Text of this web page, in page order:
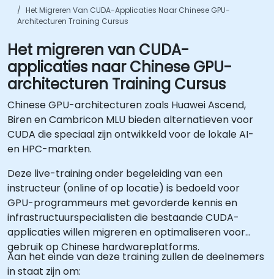
Het Migreren Van CUDA-Applicaties Naar Chinese GPU-
Architecturen Training Cursus
Het migreren van CUDA-
applicaties naar Chinese GPU-
architecturen Training Cursus
Chinese GPU-architecturen zoals Huawei Ascend,
Biren en Cambricon MLU bieden alternatieven voor
CUDA die speciaal zijn ontwikkeld voor de lokale AI-
en HPC-markten.
Deze live-training onder begeleiding van een
instructeur (online of op locatie) is bedoeld voor
GPU-programmeurs met gevorderde kennis en
infrastructuurspecialisten die bestaande CUDA-
applicaties willen migreren en optimaliseren voor
gebruik op Chinese hardwareplatforms.
Aan het einde van deze training zullen de deelnemers
in staat zijn om: